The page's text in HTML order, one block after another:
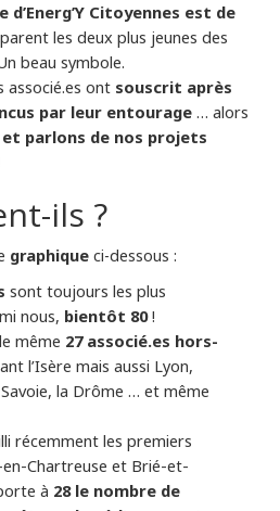
d’Energ’Y Citoyennes est de
les deux plus jeunes des
beau symbole.
associé.es ont souscrit après
par leur entourage … alors
et parlons de nos projets
ils ?
graphique ci-dessous :
sont toujours les plus
nous, bientôt 80!
même 27 associé.es hors-
l’Isère mais aussi Lyon,
la Drôme … et même
récemment les premiers
en-Chartreuse et Brié-et-
à 28 le nombre de